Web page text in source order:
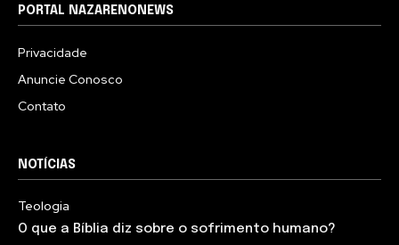
PORTAL NAZARENONEWS
Privacidade
Anuncie Conosco
Contato
NOTÍCIAS
Teologia
O que a Bíblia diz sobre o sofrimento humano?